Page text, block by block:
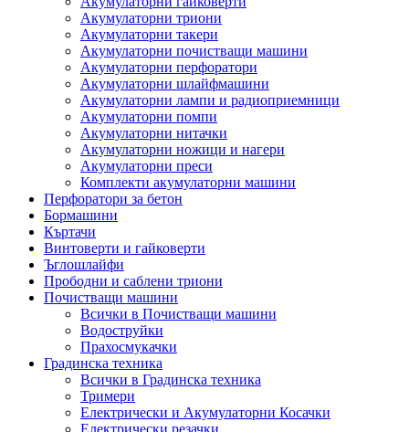
Акумулаторни триони
Акумулаторни такери
Акумулаторни почистващи машини
Акумулаторни перфоратори
Акумулаторни шлайфмашини
Акумулаторни лампи и радиоприемници
Акумулаторни помпи
Акумулаторни нитачки
Акумулаторни ножици и нагери
Акумулаторни преси
Комплекти акумулаторни машини
Перфоратори за бетон
Бормашини
Къртачи
Винтоверти и гайковерти
Ъглошлайфи
Прободни и саблени триони
Почистващи машини
Всички в Почистващи машини
Водоструйки
Прахосмукачки
Градинска техника
Всички в Градинска техника
Тримери
Електрически и Акумулаторни Косачки
Електрически резачки